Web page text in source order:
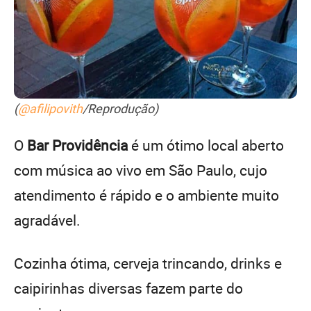
(@afilipovith/Reprodução)
O Bar Providênciaé um ótimo local aberto
com música ao vivo em São Paulo, cujo
atendimento é rápido e o ambiente muito
agradável.
Cozinha ótima, cerveja trincando, drinks e
caipirinhas diversas fazem parte do